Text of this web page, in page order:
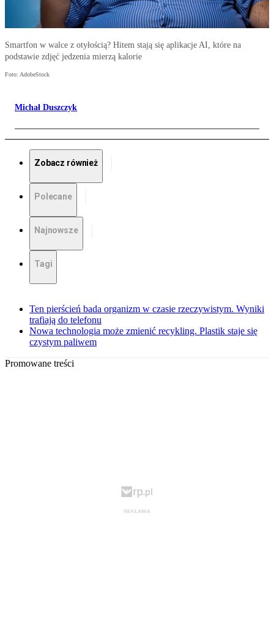
Smartfon w walce z otyłością? Hitem stają się aplikacje AI, które na
podstawie zdjęć jedzenia mierzą kalorie
Foto: AdobeStock
Michał Duszczyk
Zobacz również
Polecane
Najnowsze
Tagi
Ten pierścień bada organizm w czasie rzeczywistym. Wyniki
trafiają do telefonu
Nowa technologia może zmienić recykling. Plastik staje się
czystym paliwem
Promowane treści